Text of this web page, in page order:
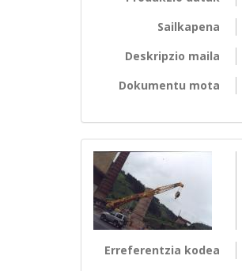
Sailkapena
Deskripzio maila
Dokumentu mota
Erreferentzia kodea